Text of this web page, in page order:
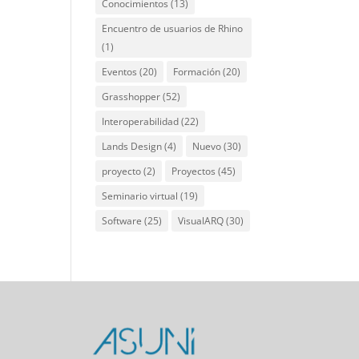
Conocimientos (13)
Encuentro de usuarios de Rhino
(1)
Eventos (20) Formación(20)
Grasshopper(52)
Interoperabilidad(22)
Lands Design(4) Nuevo(30)
proyecto(2) Proyectos (45)
Seminario virtual (19)
Software (25) VisualARQ(30)